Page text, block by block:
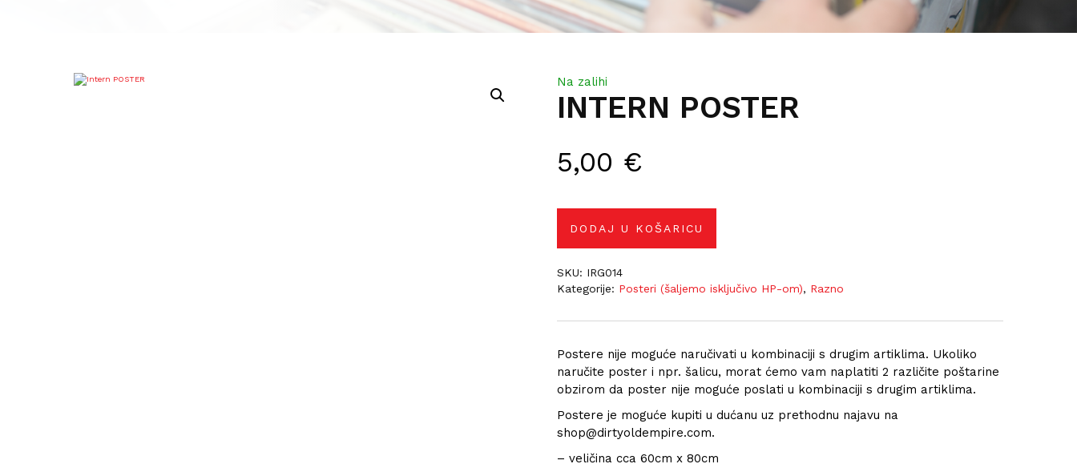
INTERN POSTER
5,00 €
Postere nije moguće naručivati u kombinaciji s drugim artiklima. Ukoliko
naručite poster i npr. šalicu, morat ćemo vam naplatiti 2 različite poštarine
obzirom da poster nije moguće poslati u kombinaciji s drugim artiklima.
Postere je moguće kupiti u dućanu uz prethodnu najavu na
shop@dirtyoldempire.com.
– veličina cca 60cm x 80cm
Na zalihi
DODAJ U KOŠARICU
SKU: IRG014
Kategorije: Posteri (šaljemo isključivo HP-om), Razno